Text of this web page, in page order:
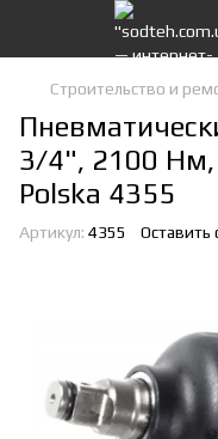
Строительство и
3/4", 2100 Нм,
Polska 4355
Артикул: 4355 Оставить